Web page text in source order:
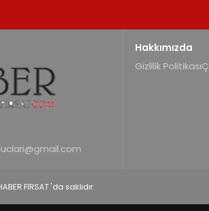
Hakkımızda
Gizlilik Politikası
FIRSAT 'da saklıdır.